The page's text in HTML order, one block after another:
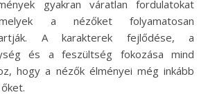
gyakran váratlan fordulatokat
a nézőket folyamatosan
A karakterek fejlődése, a
és a feszültség fokozása mind
hogy a nézők élményei még inkább